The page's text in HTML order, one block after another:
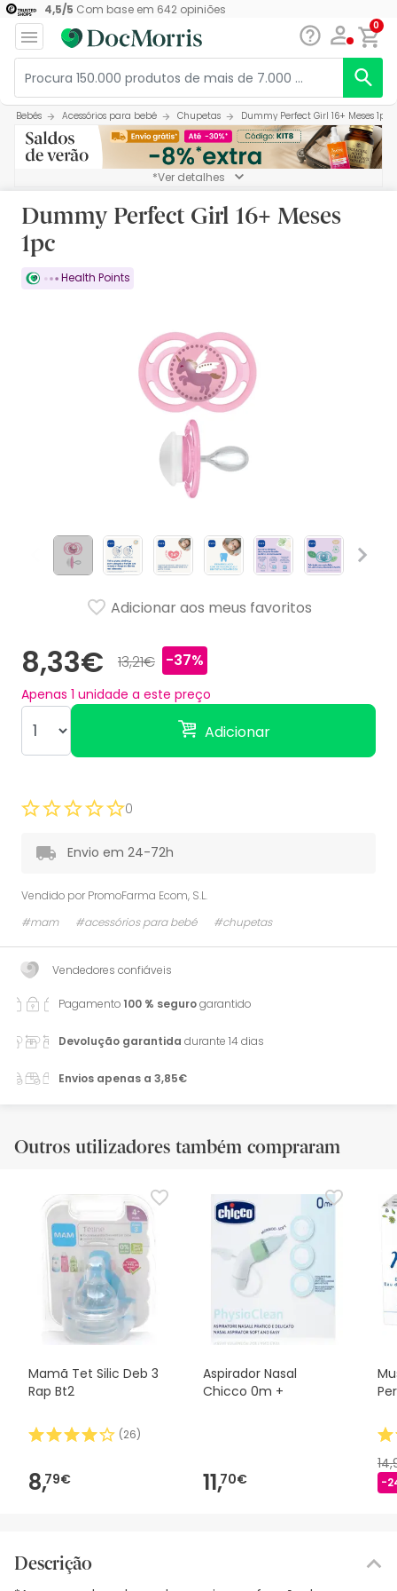
4,5/5 Com base em 642opiniões
0
Bebés Acessórios para bebé Chupetas Dummy Perfect Girl 16+ Meses 1pc
*Ver detalhes
Dummy Perfect Girl 16+ Meses
1pc
Health Points
8,33€ 13,21€ -37%
Apenas 1 unidade a este preço
Adicionar
Adicionar aos meus favoritos
0
Envio em 24-72h
Vendido por PromoFarma Ecom, S.L.
#mam
#acessórios para bebé #chupetas
Vendedores confiáveis
Pagamento100 % segurogarantido
Devolução garantida durante 14 dias
Envios apenas a 3,85€
Outros utilizadores também compraram
Mamã Tet Silic Deb 3
Rap Bt2
(26)
8,79€
Aspirador Nasal
Chicco 0m +
11,70€ -
Descrição